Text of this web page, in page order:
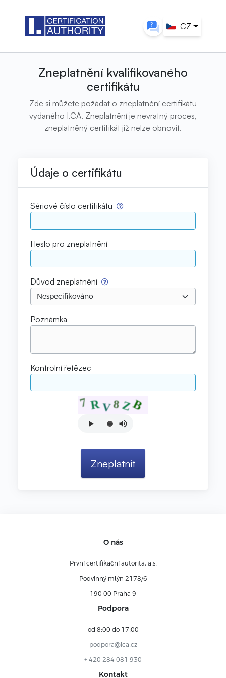
CZ
Zneplatnění kvalifikovaného
certifikátu
Zde si můžete požádat o zneplatnění certifikátu
vydaného I.CA. Zneplatnění je nevratný proces,
zneplatněný certifikát již nelze obnovit.
Údaje o certifikátu
Sériové číslo certifikátu
Heslo pro zneplatnění
Důvod zneplatnění
Poznámka
Kontrolní řetězec
O nás
První certifikační autorita, a.s.
Podvinný mlýn 2178/6
190 00 Praha 9
Podpora
od 8:00 do 17:00
podpora@ica.cz
+ 420 284 081 930
Kontakt